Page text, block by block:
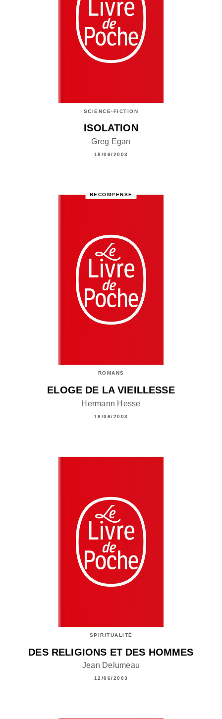
SCIENCE-FICTION
ISOLATION
Greg Egan
18/06/2003
RÉCOMPENSÉ
ROMANS
ELOGE DE LA VIEILLESSE
Hermann Hesse
18/06/2003
SPIRITUALITÉ
DES RELIGIONS ET DES HOMMES
Jean Delumeau
12/06/2003